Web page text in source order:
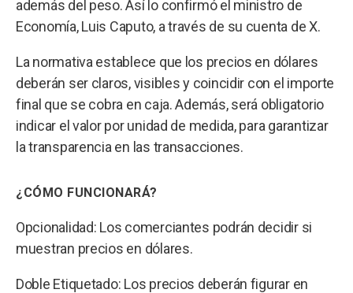
además del peso. Así lo confirmó el ministro de
Economía, Luis Caputo, a través de su cuenta de X.
La normativa establece que los precios en dólares
deberán ser claros, visibles y coincidir con el importe
final que se cobra en caja. Además, será obligatorio
indicar el valor por unidad de medida, para garantizar
la transparencia en las transacciones.
¿CÓMO FUNCIONARÁ?
Opcionalidad: Los comerciantes podrán decidir si
muestran precios en dólares.
Doble Etiquetado: Los precios deberán figurar en